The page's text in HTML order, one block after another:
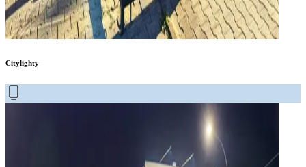
Citylighty